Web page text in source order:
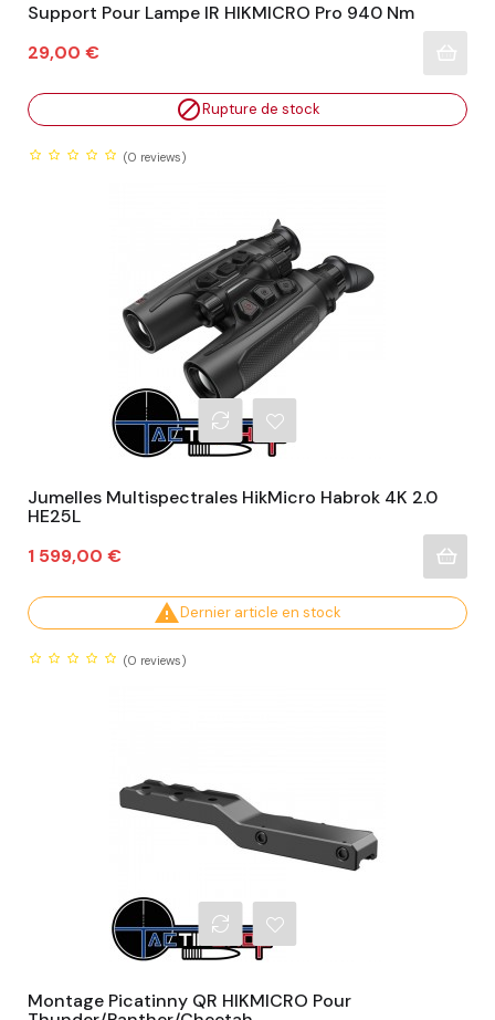
Support Pour Lampe IR HIKMICRO Pro 940 Nm
Prix
29,00 €
Rupture de stock
(0 reviews)
Jumelles Multispectrales HikMicro Habrok 4K 2.0
HE25L
Prix
1 599,00 €
Dernier article en stock
(0 reviews)
Montage Picatinny QR HIKMICRO Pour